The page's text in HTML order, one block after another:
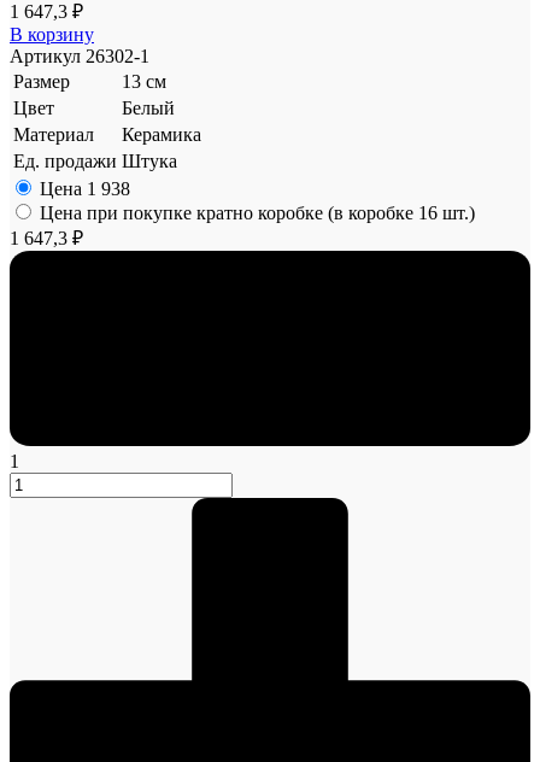
1 647,3 ₽
В корзину
Артикул 26302-1
Размер
13 см
Цвет
Белый
Материал
Керамика
Ед. продажи Штука
Цена 1 938
Цена при покупке кратно коробке (в коробке 16 шт.)
1 647,3 ₽
1